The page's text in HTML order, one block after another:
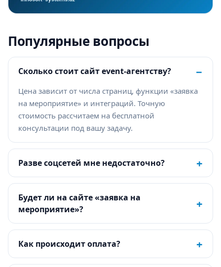
Популярные вопросы
Сколько стоит сайт event-агентству? −
Цена зависит от числа страниц, функции «заявка
на мероприятие» и интеграций. Точную
стоимость рассчитаем на бесплатной
консультации под вашу задачу.
Разве соцсетей мне недостаточно? +
Будет ли на сайте «заявка на
мероприятие»?
+
Как происходит оплата? +